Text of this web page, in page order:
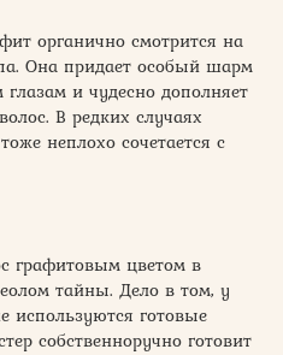
органично смотрится на
Она придает особый шарм
и чудесно дополняет
В редких случаях
неплохо сочетается с
графитовым цветом в
тайны. Дело в том, у
используются готовые
собственноручно готовит